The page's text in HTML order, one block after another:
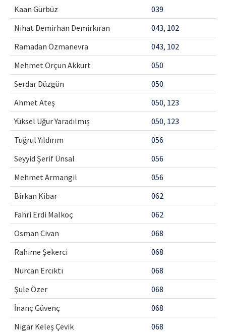
Kaan Gürbüz
039
Nihat Demirhan Demirkıran
043, 102
Ramadan Özmanevra
043, 102
Mehmet Orçun Akkurt
050
Serdar Düzgün
050
Ahmet Ateş
050, 123
Yüksel Uğur Yaradılmış
050, 123
Tuğrul Yıldırım
056
Seyyid Şerif Ünsal
056
Mehmet Armangil
056
Birkan Kibar
062
Fahri Erdi Malkoç
062
Osman Civan
068
Rahime Şekerci
068
Nurcan Ercıktı
068
Şule Özer
068
İnanç Güvenç
068
Nigar Keleş Çevik
068